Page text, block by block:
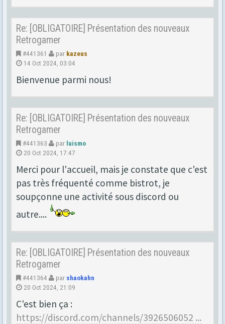
Re: [OBLIGATOIRE] Présentation des nouveaux
Retrogamer
#441361 par kazeus
14 Oct 2024, 03:04
Bienvenue parmi nous!
Re: [OBLIGATOIRE] Présentation des nouveaux
Retrogamer
#441363 par luismo
20 Oct 2024, 17:47
Merci pour l'accueil, mais je constate que c'est
pas très fréquenté comme bistrot, je
soupçonne une activité sous discord ou
autre....
Re: [OBLIGATOIRE] Présentation des nouveaux
Retrogamer
#441364 par shaokahn
20 Oct 2024, 21:09
C'est bien ça :
https://discord.com/channels/3926506052 ...